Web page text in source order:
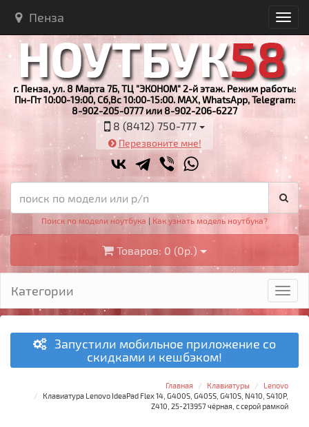
Пенза
г. Пенза, ул. 8 Марта 7Б, ТЦ "ЭКОНОМ" 2-й этаж. Режим работы:
Пн-Пт 10:00-19:00, Сб,Вс 10:00-15:00. MAX, WhatsApp, Telegram:
8-902-205-0777 или 8-902-206-6227
8 (8412) 750-777
Перезвоните мне!
Поиск по модели ноутбука | Как узнать модель ноутбука?
Товаров: 0 (0р.)
Категории
Запустили мобильное приложение со
скидками и кешбэком!
Главная Клавиатуры
Lenovo
Клавиатура Lenovo IdeaPad Flex 14, G400S, G405S, G410S, N410, S410P,
Z410, 25-213957 чёрная, с серой рамкой